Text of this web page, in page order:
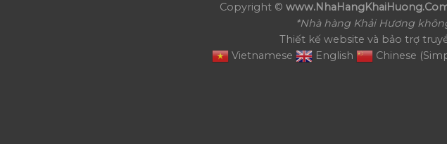
Copyright ©
*Nhà hàng Khải Hương
Thiết kế website và bảo trợ
Vietnamese
English Chinese